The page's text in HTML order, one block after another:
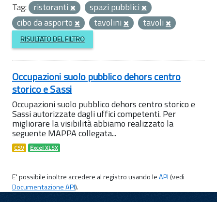
Tag: ristoranti
spazi pubblici
cibo da asporto
tavolini tavoli
RISULTATO DEL FILTRO
Occupazioni suolo pubblico dehors centro
storico e Sassi
Occupazioni suolo pubblico dehors centro storico e
Sassi autorizzate dagli uffici competenti. Per
migliorare la visibilità abbiamo realizzato la
seguente MAPPA collegata...
CSV Excel XLSX
E' possibile inoltre accedere al registro usando leAPI(vedi
Documentazione API).